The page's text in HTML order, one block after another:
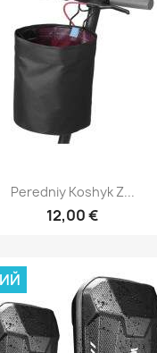
Швидкий перегляд
Peredniy Koshyk Z...
12,00 €